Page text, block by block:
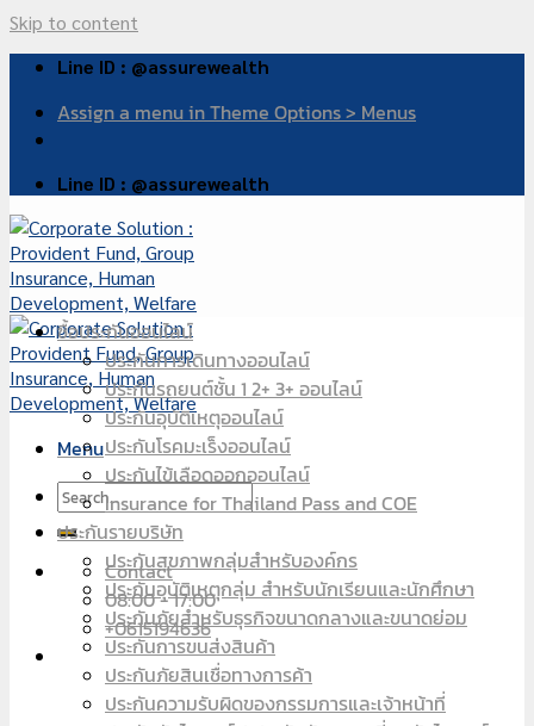
Skip to content
Line ID : @assurewealth
Assign a menu in Theme Options > Menus
Line ID : @assurewealth
Menu
Contact
08:00 - 17:00
+0615194636
ซื้อประกันออนไลน์
ประกันการเดินทางออนไลน์
ประกันรถยนต์ชั้น 1 2+ 3+ ออนไลน์
ประกันอุบัติเหตุออนไลน์
ประกันโรคมะเร็งออนไลน์
ประกันไข้เลือดออกออนไลน์
Insurance for Thailand Pass and COE
ประกันรายบริษัท
ประกันสุขภาพกลุ่มสำหรับองค์กร
ประกันอุบัติเหตุกลุ่ม สำหรับนักเรียนและนักศึกษา
ประกันภัยสำหรับธุรกิจขนาดกลางและขนาดย่อม
ประกันการขนส่งสินค้า
ประกันภัยสินเชื่อทางการค้า
ประกันความรับผิดของกรรมการและเจ้าหน้าที่